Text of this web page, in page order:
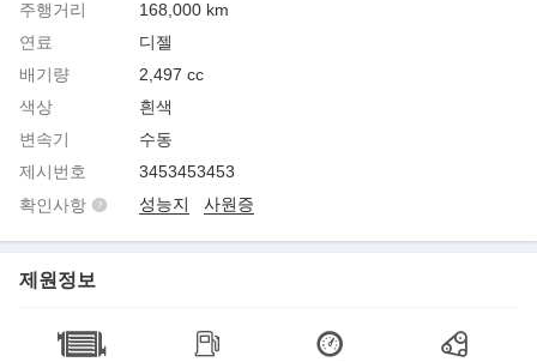
주행거리
168,000 km
연료
디젤
배기량
2,497 cc
색상
흰색
변속기
수동
제시번호
3453453453
확인사항
성능지 사원증
제원정보